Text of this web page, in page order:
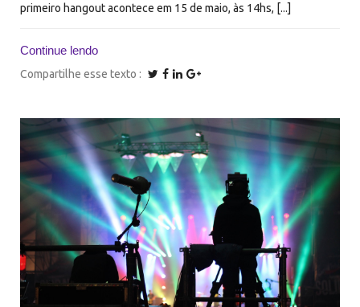
primeiro hangout acontece em 15 de maio, às 14hs, [...]
Continue lendo
Compartilhe esse texto